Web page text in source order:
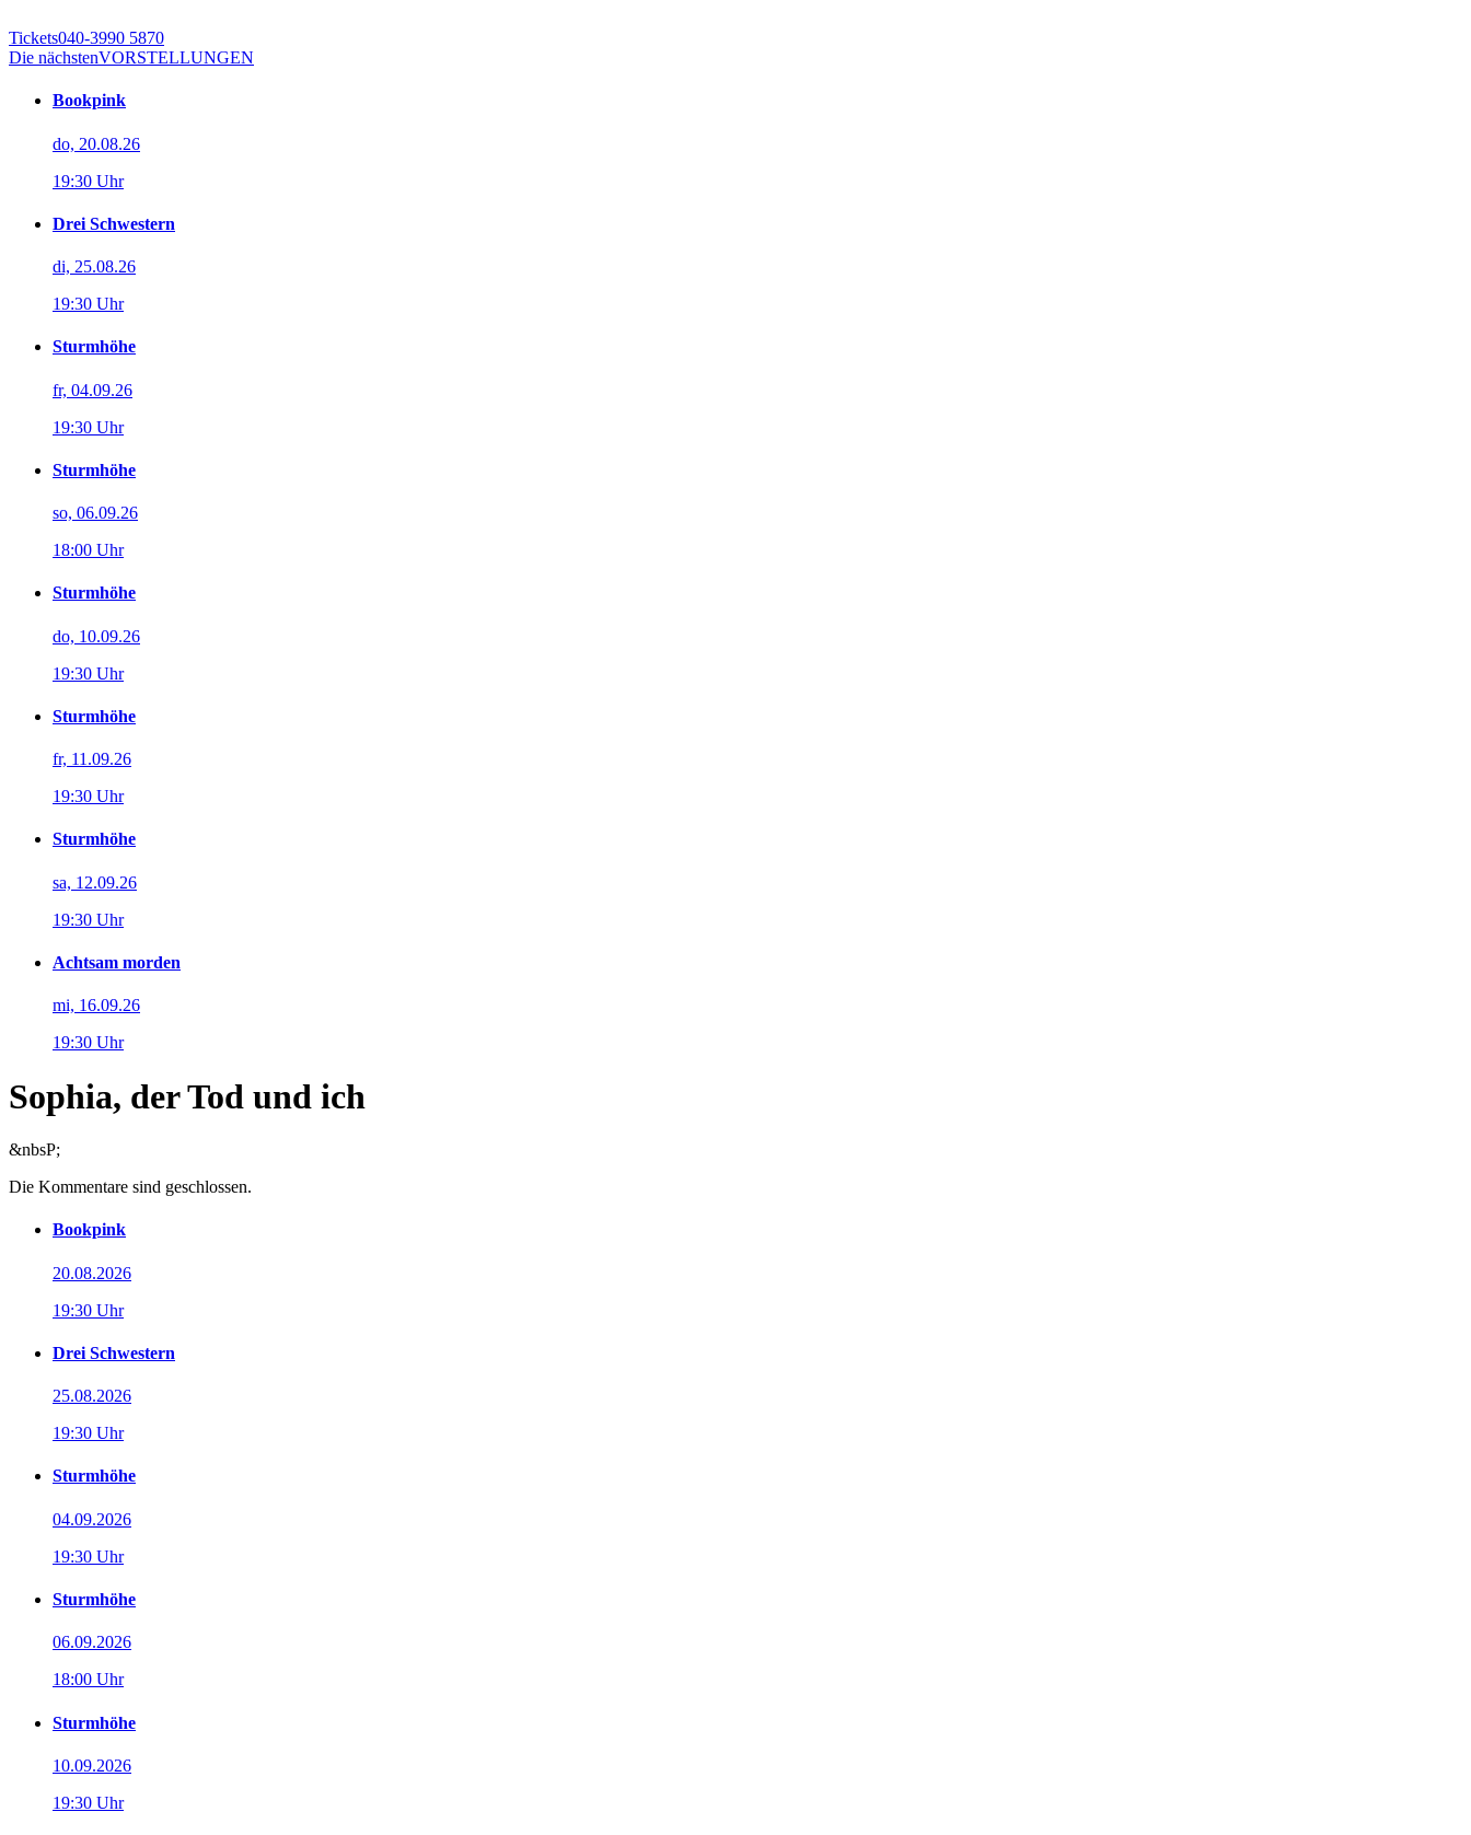
Tickets040-3990 5870
Die nächstenVORSTELLUNGEN
Bookpink
do, 20.08.26
19:30 Uhr
Drei Schwestern
di, 25.08.26
19:30 Uhr
Sturmhöhe
fr, 04.09.26
19:30 Uhr
Sturmhöhe
so, 06.09.26
18:00 Uhr
Sturmhöhe
do, 10.09.26
19:30 Uhr
Sturmhöhe
fr, 11.09.26
19:30 Uhr
Sturmhöhe
sa, 12.09.26
19:30 Uhr
Achtsam morden
mi, 16.09.26
19:30 Uhr
Sophia, der Tod und ich
&nbsP;
Die Kommentare sind geschlossen.
Bookpink
20.08.2026
19:30 Uhr
Drei Schwestern
25.08.2026
19:30 Uhr
Sturmhöhe
04.09.2026
19:30 Uhr
Sturmhöhe
06.09.2026
18:00 Uhr
Sturmhöhe
10.09.2026
19:30 Uhr